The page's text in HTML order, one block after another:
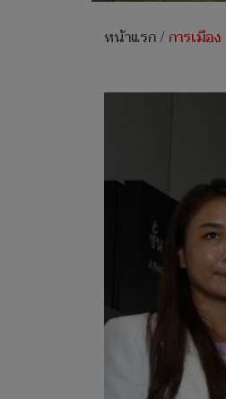
หน้าแรก/การเมือง